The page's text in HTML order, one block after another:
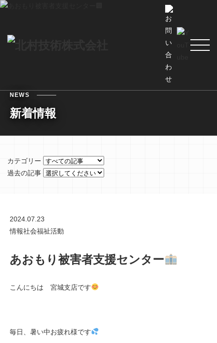
NEWS
新着情報
カテゴリー
過去の記事
2024.07.23
情報社会福祉活動
あおもり被害者支援センター
こんにちは 宮城支店です
毎日、暑い中お疲れ様です